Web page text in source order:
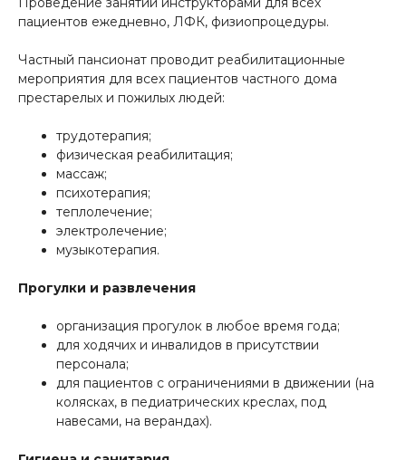
пациентов ежедневно, ЛФК, физиопроцедуры.
Частный пансионат проводит реабилитационные
мероприятия для всех пациентов частного дома
престарелых и пожилых людей:
трудотерапия;
физическая реабилитация;
массаж;
психотерапия;
теплолечение;
электролечение;
музыкотерапия.
Прогулки и развлечения
организация прогулок в любое время года;
для ходячих и инвалидов в присутствии
персонала;
для пациентов с ограничениями в движении (на
колясках, в педиатрических креслах, под
навесами, на верандах).